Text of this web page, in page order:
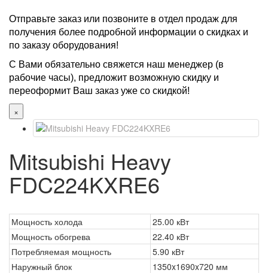
Отправьте заказ или позвоните в отдел продаж для
получения более подробной информации о скидках и
по заказу оборудования!
С Вами обязательно свяжется наш менеджер (в
рабочие часы), предложит возможную скидку и
переоформит Ваш заказ уже со скидкой!
×
Mitsubishi Heavy
FDC224KXRE6
Мощность холода
25.00 кВт
Мощность обогрева
22.40 кВт
Потребляемая мощность
5.90 кВт
Наружный блок
1350x1690x720 мм